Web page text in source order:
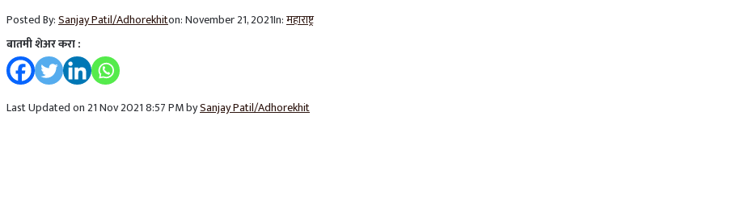
Posted By:Sanjay Patil/Adhorekhiton:November 21, 2021In:महाराष्ट्र
बातमी शेअर करा :
Last Updated on 21 Nov 2021 8:57 PM bySanjay Patil/Adhorekhit